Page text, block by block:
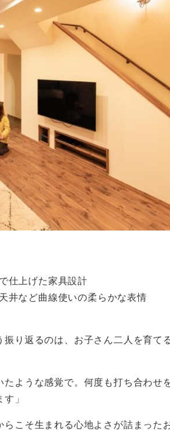
仕上げた家具設計
井など曲線使いの柔らかな表情
り返るのは、お子さん二人を育て
ような感覚で。何度も打ち合わせ
」
こそ生まれる心地よさが詰まった